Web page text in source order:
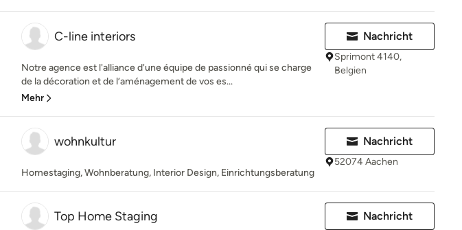
C-line interiors
Notre agence est l'alliance d'une équipe de passionné qui se charge
de la décoration et de l’aménagement de vos es...
Mehr
Nachricht
Sprimont 4140,
Belgien
wohnkultur
Homestaging, Wohnberatung, Interior Design, Einrichtungsberatung
Nachricht
52074 Aachen
Top Home Staging Nachricht